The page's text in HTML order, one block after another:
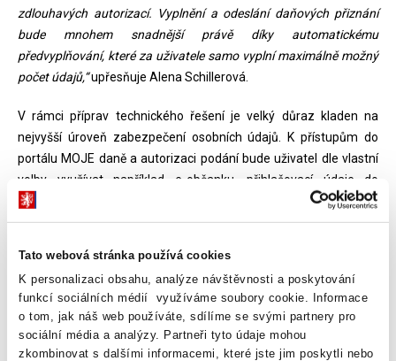
Tato webová stránka používá cookies
K personalizaci obsahu, analýze návštěvnosti a poskytování
funkcí sociálních médií využíváme soubory cookie. Informace
o tom, jak náš web používáte, sdílíme se svými partnery pro
sociální média a analýzy. Partneři tyto údaje mohou
zkombinovat s dalšími informacemi, které jste jim poskytli nebo
zdlouhavých autorizací. Vyplnění a odeslání daňových přiznání
bude mnohem snadnější právě díky automatickému
předvyplňování, které za uživatele samo vyplní maximálně možný
počet údajů,“upřesňuje Alena Schillerová.
V rámci příprav technického řešení je velký důraz kladen na
nejvyšší úroveň zabezpečení osobních údajů. K přístupům do
portálu MOJE daně a autorizaci podání bude uživatel dle vlastní
volby využívat například e-občanku, přihlašovací údaje do
systému datových schránek či údaje přidělené finančním
úřadem. Portál bude provozován na doméněwww.mojedane.cz.
Cílem novely je také motivovat poplatníky k tomu, aby možnost
elektronické komunikace s finančním úřadem využívali co
nejvíce. Těm, kteří podají daňové přiznání elektronicky, bude